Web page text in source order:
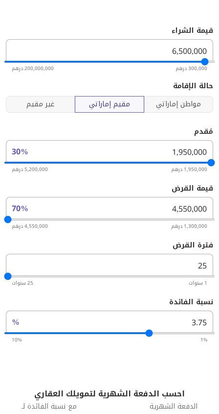
قيمة الشراء
300,000 درهم 200,000,000 درهم
حالة الإقامة
مواطن إماراتي
مقيم إماراتي غير مقيم
مُقدم
30%
1,950,000 درهم 5,200,000 درهم
قيمة القرض
70%
1,300,000 درهم 4,550,000 درهم
فترة القرض
1 سنوات 25 سنوات
نسبة الفائدة
%
1%
10%
احسب الدفعة الشهرية لتمويلك العقاري
الدفعة الشهرية مع نسبة الفائدة لـ